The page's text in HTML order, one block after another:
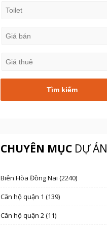
CHUYÊN MỤC DỰ ÁN
Biên Hòa Đồng Nai (2240)
Căn hộ quận 1 (139)
Căn hộ quận 2 (11)